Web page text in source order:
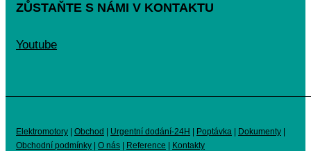
ZŮSTAŇTE S NÁMI V KONTAKTU
Youtube
Elektromotory Obchod Urgentní dodání-24H Poptávka Dokumenty
Obchodní podmínky
O nás Reference Kontakty